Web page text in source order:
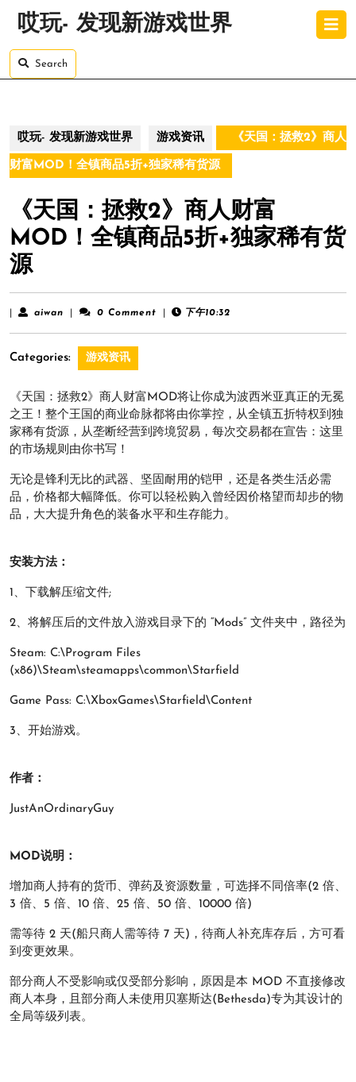
哎玩- 发现新游戏世界
Search
哎玩- 发现新游戏世界 游戏资讯 《天国：拯救2》商人
财富MOD！全镇商品5折+独家稀有货源
《天国：拯救2》商人财富
MOD！全镇商品5折+独家稀有货
源
aiwan aiwan 0 Comment 下午10:32
Categories: 游戏资讯
《天国：拯救2》商人财富MOD将让你成为波西米亚真正的无冕
之王！整个王国的商业命脉都将由你掌控，从全镇五折特权到独
家稀有货源，从垄断经营到跨境贸易，每次交易都在宣告：这里
的市场规则由你书写！
无论是锋利无比的武器、坚固耐用的铠甲，还是各类生活必需
品，价格都大幅降低。你可以轻松购入曾经因价格望而却步的物
品，大大提升角色的装备水平和生存能力。
安装方法：
1、下载解压缩文件;
2、将解压后的文件放入游戏目录下的 “Mods” 文件夹中，路径为
Steam: C:\Program Files
(x86)\Steam\steamapps\common\Starfield
Game Pass: C:\XboxGames\Starfield\Content
3、开始游戏。
作者：
JustAnOrdinaryGuy
MOD说明：
增加商人持有的货币、弹药及资源数量，可选择不同倍率(2 倍、
3 倍、5 倍、10 倍、25 倍、50 倍、10000 倍)
需等待 2 天(船只商人需等待 7 天)，待商人补充库存后，方可看
到变更效果。
部分商人不受影响或仅受部分影响，原因是本 MOD 不直接修改
商人本身，且部分商人未使用贝塞斯达(Bethesda)专为其设计的
全局等级列表。